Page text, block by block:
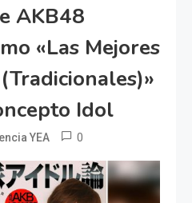
AKB48
«las Mejores
Idol
YEA 0